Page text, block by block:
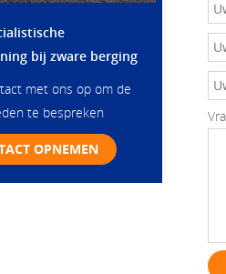
bij zware berging
met ons op om de
te bespreken
OPNEMEN